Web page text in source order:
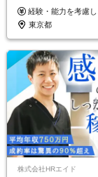
経験・能力を考慮し、当社規定により決定します。 ▼参考情報 ------------ 年収イメージ：500万～
東京都
株式会社HRエイド